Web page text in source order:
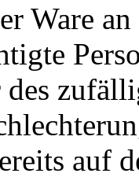
Ware
auf